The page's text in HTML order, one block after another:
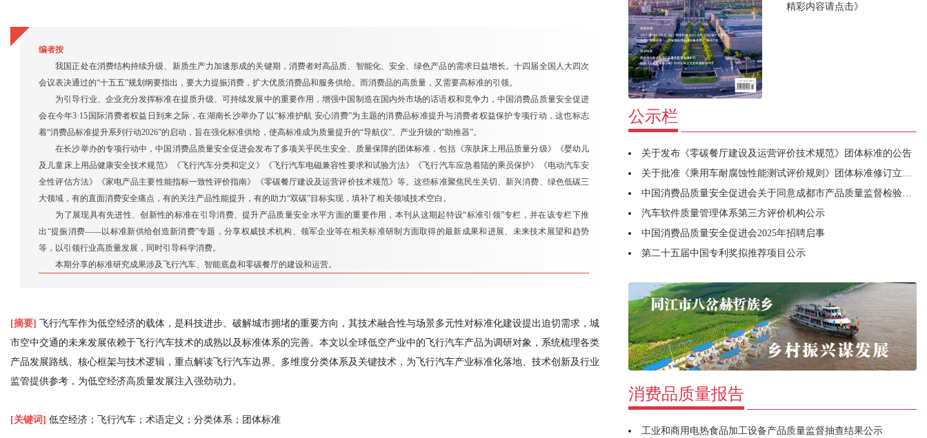
编者按
我国正处在消费结构持续升级、新质生产力加速形成的关键期，消费者对高品质、智能化、安全、绿色产品的需求日益增长。十四届全国人大四次
会议表决通过的“十五五”规划纲要指出，要大力提振消费，扩大优质消费品和服务供给。而消费品的高质量，又需要高标准的引领。
为引导行业、企业充分发挥标准在提质升级、可持续发展中的重要作用，增强中国制造在国内外市场的话语权和竞争力，中国消费品质量安全促进
会在今年3·15国际消费者权益日到来之际，在湖南长沙举办了以“标准护航 安心消费”为主题的消费品标准提升与消费者权益保护专项行动，这也标志
着“消费品标准提升系列行动2026”的启动，旨在强化标准供给，使高标准成为质量提升的“导航仪”、产业升级的“助推器”。
在长沙举办的专项行动中，中国消费品质量安全促进会发布了多项关乎民生安全、质量保障的团体标准，包括《亲肤床上用品质量分级》《婴幼儿
及儿童床上用品健康安全技术规范》《飞行汽车分类和定义》《飞行汽车电磁兼容性要求和试验方法》《飞行汽车应急着陆的乘员保护》《电动汽车安
全性评估方法》《家电产品主要性能指标一致性评价指南》《零碳餐厅建设及运营评价技术规范》等。这些标准聚焦民生关切、新兴消费、绿色低碳三
大领域，有的直面消费安全痛点，有的关注产品性能提升，有的助力“双碳”目标实现，填补了相关领域技术空白。
为了展现具有先进性、创新性的标准在引导消费、提升产品质量安全水平方面的重要作用，本刊从这期起特设“标准引领”专栏，并在该专栏下推
出“提振消费——以标准新供给创造新消费”专题，分享权威技术机构、领军企业等在相关标准研制方面取得的最新成果和进展、未来技术展望和趋势
等，以引领行业高质量发展，同时引导科学消费。
本期分享的标准研究成果涉及飞行汽车、智能底盘和零碳餐厅的建设和运营。
[摘要]
飞行汽车作为低空经济的载体，是科技进步、破解城市拥堵的重要方向，其技术融合性与场景多元性对标准化建设提出迫切需求，城
市空中交通的未来发展依赖于飞行汽车技术的成熟以及标准体系的完善。本文以全球低空产业中的飞行汽车产品为调研对象，系统梳理各类
产品发展路线、核心框架与技术逻辑，重点解读飞行汽车边界、多维度分类体系及关键技术，为飞行汽车产业标准化落地、技术创新及行业
监管提供参考，为低空经济高质量发展注入强劲动力。
[关键词] 低空经济；飞行汽车；术语定义；分类体系；团体标准
精彩内容请点击》
公示栏
关于发布《零碳餐厅建设及运营评价技术规范》团体标准的公告
关于批准《乘用车耐腐蚀性能测试评价规则》团体标准修订立项的通知
中国消费品质量安全促进会关于同意成都市产品质量监督检验研究院牵头筹建宠物用品工作委员会的函
汽车软件质量管理体系第三方评价机构公示
中国消费品质量安全促进会2025年招聘启事
第二十五届中国专利奖拟推荐项目公示
消费品质量报告
工业和商用电热食品加工设备产品质量监督抽查结果公示